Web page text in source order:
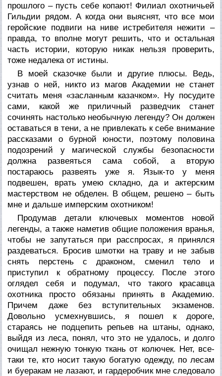
прошлого – пусть себе копают! Филиал охотничьей
Гильдии рядом. А когда они выяснят, что все мои
геройские подвиги на ниве истребителя нежити –
правда, то вполне могут решить, что и остальная
часть истории, которую никак нельзя проверить,
тоже недалека от истины.
В моей сказочке были и другие плюсы. Ведь,
узнав о ней, никто из магов Академии не станет
считать меня «засланным казачком». Ну посудите
сами, какой же приличный разведчик станет
сочинять настолько необычную легенду? Он должен
оставаться в тени, а не привлекать к себе внимание
рассказами о бурной юности, поэтому половина
подозрений у магической службы безопасности
должна развеяться сама собой, а вторую
постараюсь развеять уже я. Язык-то у меня
подвешен, врать умею складно, да и актерским
мастерством не обделен. В общем, решено – быть
мне и дальше имперским охотником!
Продумав детали ключевых моментов новой
легенды, а также наметив общие положения вранья,
чтобы не запутаться при расспросах, я принялся
раздеваться. Бросив шмотки на траву и не забыв
снять перстень с драконом, сменил тело и
приступил к обратному процессу. После этого
оглядел себя и подумал, что такого красавца
охотника просто обязаны принять в Академию.
Причем даже без вступительных экзаменов.
Довольно усмехнувшись, я пошел к дороге,
стараясь не подцепить репьев на штаны, однако,
выйдя из леса, понял, что это не удалось, и долго
очищал нежную тонкую ткань от колючек. Нет, все-
таки те, кто носит такую богатую одежду, по лесам
и буеракам не лазают, и гардеробчик мне следовало